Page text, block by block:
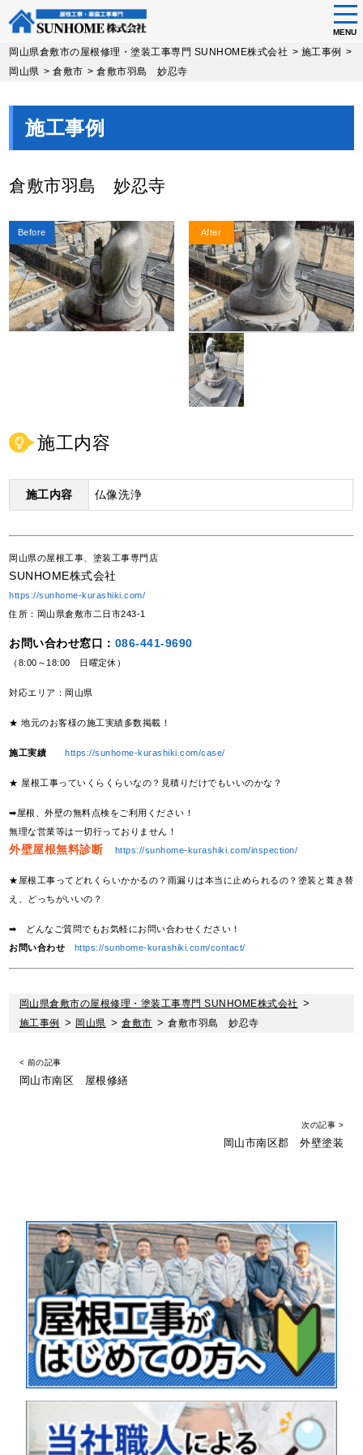
Skip
MENU
岡山県倉敷市の屋根修理・塗装工事専門 SUNHOME株式会社 > 施工事例 >
岡山県 >倉敷市 >倉敷市羽島 妙忍寺
施工事例
倉敷市羽島 妙忍寺
Before After
施工内容
施工内容 仏像洗浄
岡山県の屋根工事、塗装工事専門店
SUNHOME株式会社
https://sunhome-kurashiki.com/
住所：岡山県倉敷市二日市243-1
お問い合わせ窓口： 086-441-9690
（8:00～18:00 日曜定休）
対応エリア：岡山県
★ 地元のお客様の施工実績多数掲載！
施工実績 https://sunhome-kurashiki.com/case/
★ 屋根工事っていくらくらいなの？見積りだけでもいいのかな？
➡屋根、外壁の無料点検をご利用ください！
無理な営業等は一切行っておりません！
外壁屋根無料診断 https://sunhome-kurashiki.com/inspection/
★屋根工事ってどれくらいかかるの？雨漏りは本当に止められるの？塗装と葺き替
え、どっちがいいの？
➡ どんなご質問でもお気軽にお問い合わせください！
お問い合わせ
https://sunhome-kurashiki.com/contact/
岡山県倉敷市の屋根修理・塗装工事専門 SUNHOME株式会社 >
施工事例
> 岡山県 >倉敷市 >倉敷市羽島 妙忍寺
< 前の記事
岡山市南区 屋根修繕
次の記事 >
岡山市南区郡 外壁塗装